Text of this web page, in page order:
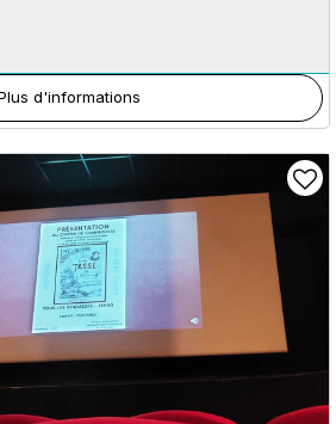
d'informations